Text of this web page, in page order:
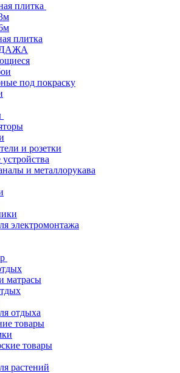
плитка
плитка
под покраску
и розетки
и металлорукава
электромонтажа
матрасы
отдыха
товары
товары
растений